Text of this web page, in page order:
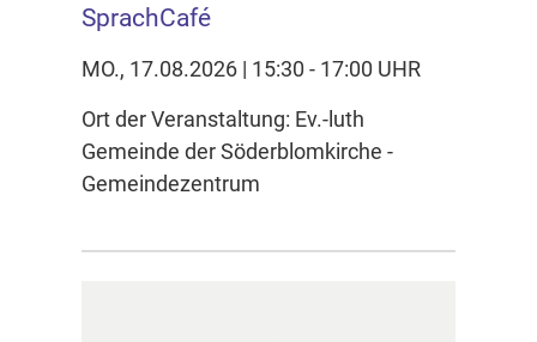
SprachCafé
MO., 17.08.2026 | 15:30 - 17:00 UHR
Ort der Veranstaltung: Ev.-luth
Gemeinde der Söderblomkirche -
Gemeindezentrum